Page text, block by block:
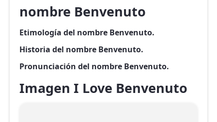
nombre Benvenuto
Etimología del nombre Benvenuto.
Historia del nombre Benvenuto.
Pronunciación del nombre Benvenuto.
Imagen I Love Benvenuto